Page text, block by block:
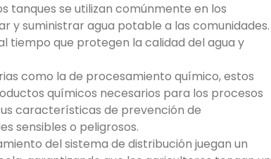
tanques se utilizan comúnmente en los
y suministrar agua potable a las comunidades.
tiempo que protegen la calidad del agua y
como la de procesamiento químico, estos
químicos necesarios para los procesos
características de prevención de
sensibles o peligrosos.
del sistema de distribución juegan un